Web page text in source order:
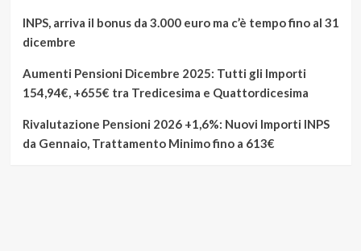
INPS, arriva il bonus da 3.000 euro ma c’è tempo fino al 31
dicembre
Aumenti Pensioni Dicembre 2025: Tutti gli Importi
154,94€, +655€ tra Tredicesima e Quattordicesima
Rivalutazione Pensioni 2026 +1,6%: Nuovi Importi INPS
da Gennaio, Trattamento Minimo fino a 613€